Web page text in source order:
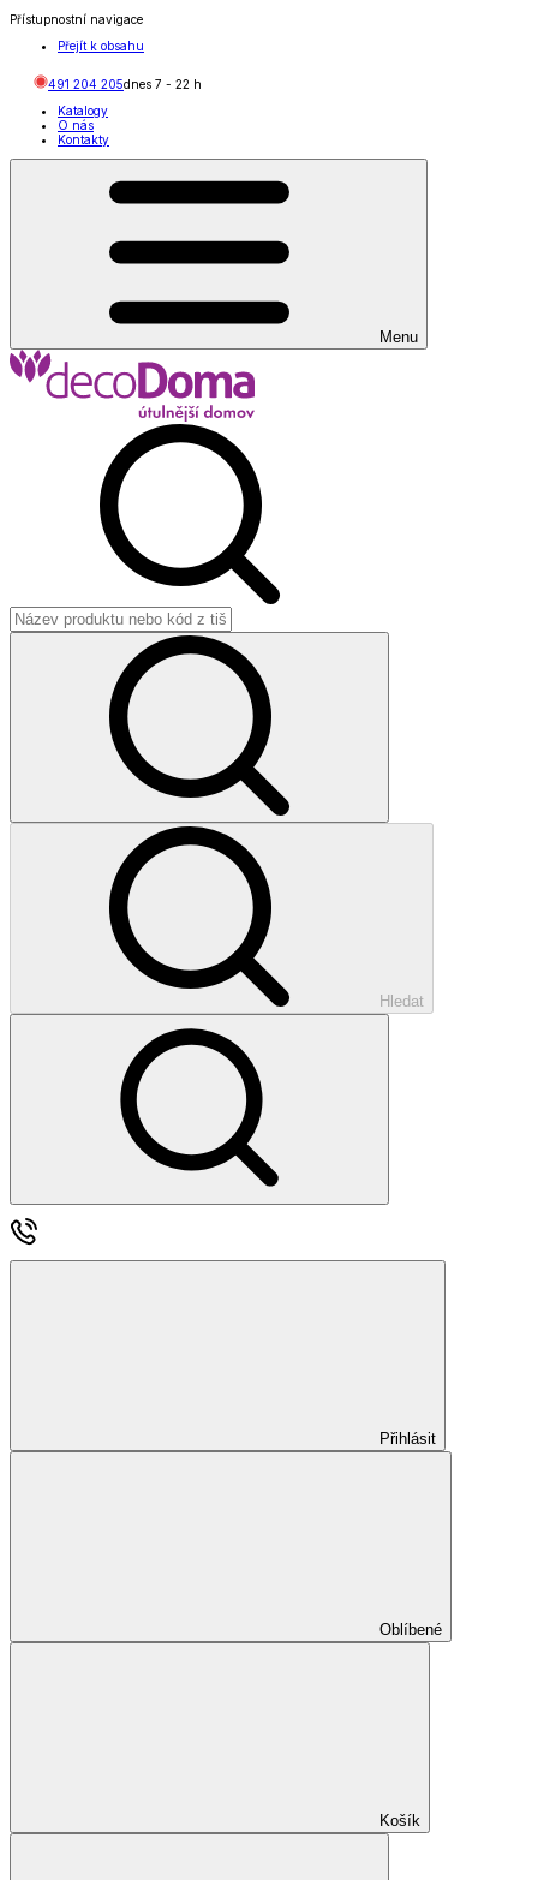
Přístupnostní navigace
Přejít k obsahu
491 204 205dnes 7 - 22 h
Katalogy
O nás
Kontakty
Menu
Hledat
Přihlásit
Oblíbené
Košík